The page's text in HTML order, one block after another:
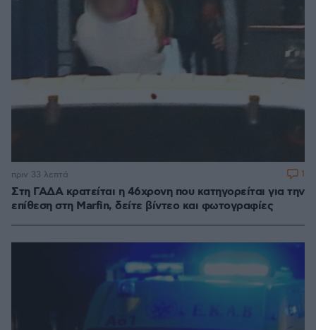
Στη ΓΑΔΑ κρατείται η 46χρονη που κατηγορείται για την
επίθεση στη Marfin, δείτε βίντεο και φωτογραφίες
πριν 33 λεπτά 1